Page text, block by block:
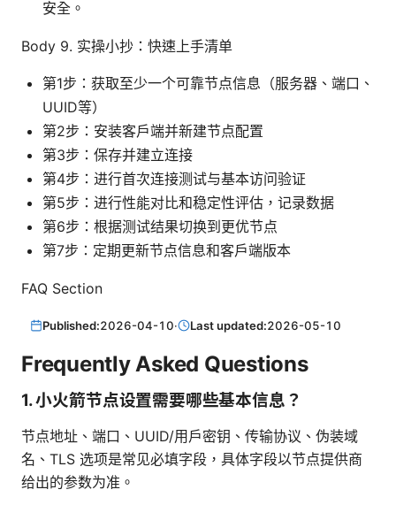
安全。
Body 9. 实操小抄：快速上手清单
第1步：获取至少一个可靠节点信息（服务器、端口、
UUID等）
第2步：安装客户端并新建节点配置
第3步：保存并建立连接
第4步：进行首次连接测试与基本访问验证
第5步：进行性能对比和稳定性评估，记录数据
第6步：根据测试结果切换到更优节点
第7步：定期更新节点信息和客户端版本
FAQ Section
Published:2026-04-10· Last updated:2026-05-10
Frequently Asked Questions
1. 小火箭节点设置需要哪些基本信息？
节点地址、端口、UUID/用户密钥、传输协议、伪装域
名、TLS 选项是常见必填字段，具体字段以节点提供商
给出的参数为准。